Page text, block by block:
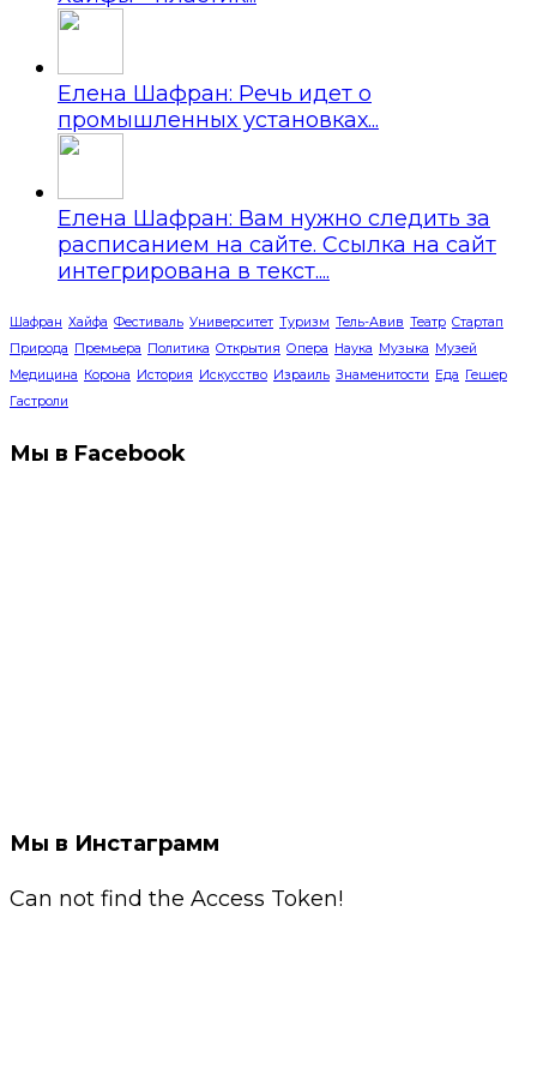
Елена Шафран: Речь идет о
промышленных установках...
Елена Шафран: Вам нужно следить за
расписанием на сайте. Ссылка на сайт
интегрирована в текст....
Шафран Хайфа Фестиваль Университет Туризм Тель-Авив Театр Стартап
Природа Премьера Политика Открытия Опера Наука Музыка Музей
Медицина Корона История Искусство Израиль Знаменитости Еда Гешер
Гастроли
Мы в Facebook
Мы в Инстаграмм
Can not find the Access Token!